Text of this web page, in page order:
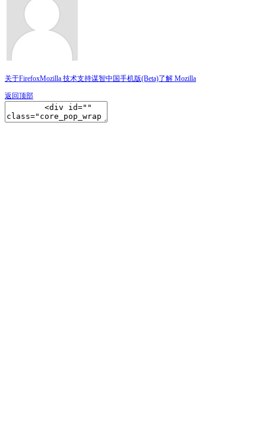
关于FirefoxMozilla 技术支持谋智中国手机版(Beta)了解 Mozilla
返回顶部